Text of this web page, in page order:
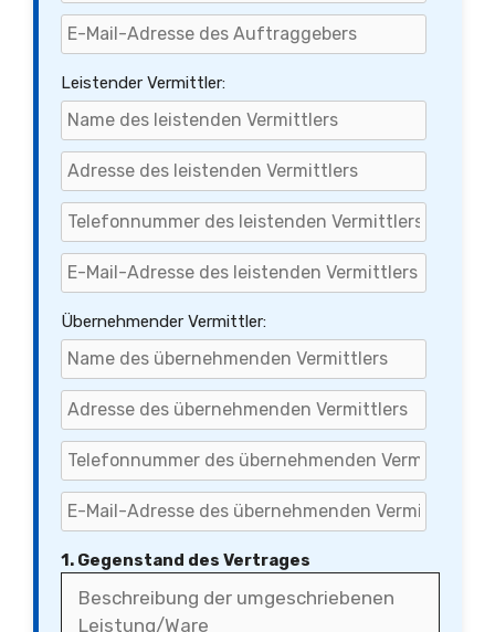
Leistender Vermittler:
Übernehmender Vermittler:
1. Gegenstand des Vertrages